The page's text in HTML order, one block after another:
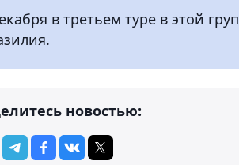
в третьем туре в этой
новостью: